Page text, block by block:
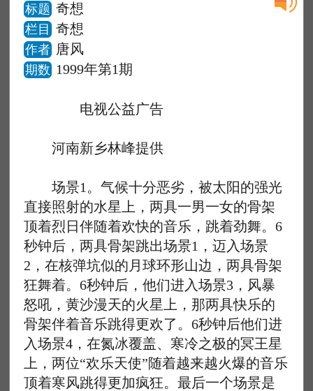
标题 奇想
栏目 奇想
作者 唐风
期数 1999年第1期
电视公益广告
河南新乡林峰提供
场景1。气候十分恶劣，被太阳的强光
直接照射的水星上，两具一男一女的骨架
顶着烈日伴随着欢快的音乐，跳着劲舞。6
秒钟后，两具骨架跳出场景1，迈入场景
2，在核弹坑似的月球环形山边，两具骨架
狂舞着。6秒钟后，他们进入场景3，风暴
怒吼，黄沙漫天的火星上，那两具快乐的
骨架伴着音乐跳得更欢了。6秒钟后他们进
入场景4，在氮冰覆盖、寒冷之极的冥王星
上，两位“欢乐天使”随着越来越火爆的音乐
顶着寒风跳得更加疯狂。最后一个场景是